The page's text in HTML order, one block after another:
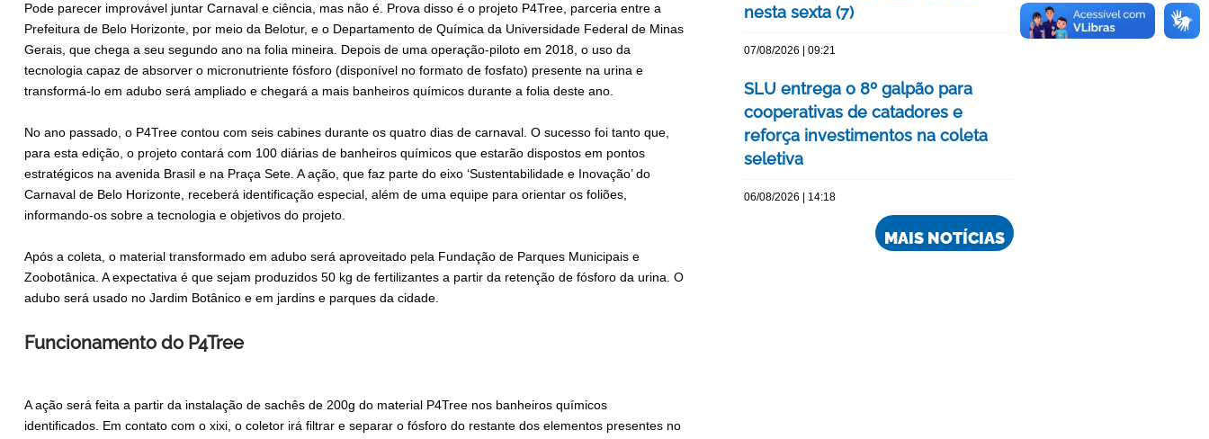
Pode parecer improvável juntar Carnaval e ciência, mas não é. Prova disso é o projeto P4Tree, parceria entre a
Prefeitura de Belo Horizonte, por meio da Belotur, e o Departamento de Química da Universidade Federal de Minas
Gerais, que chega a seu segundo ano na folia mineira. Depois de uma operação-piloto em 2018, o uso da
tecnologia capaz de absorver o micronutriente fósforo (disponível no formato de fosfato) presente na urina e
transformá-lo em adubo será ampliado e chegará a mais banheiros químicos durante a folia deste ano.
No ano passado, o P4Tree contou com seis cabines durante os quatro dias de carnaval. O sucesso foi tanto que,
para esta edição, o projeto contará com 100 diárias de banheiros químicos que estarão dispostos em pontos
estratégicos na avenida Brasil e na Praça Sete. A ação, que faz parte do eixo ‘Sustentabilidade e Inovação’ do
Carnaval de Belo Horizonte, receberá identificação especial, além de uma equipe para orientar os foliões,
informando-os sobre a tecnologia e objetivos do projeto.
Após a coleta, o material transformado em adubo será aproveitado pela Fundação de Parques Municipais e
Zoobotânica. A expectativa é que sejam produzidos 50 kg de fertilizantes a partir da retenção de fósforo da urina. O
adubo será usado no Jardim Botânico e em jardins e parques da cidade.
Funcionamento do P4Tree
A ação será feita a partir da instalação de sachês de 200g do material P4Tree nos banheiros químicos
identificados. Em contato com o xixi, o coletor irá filtrar e separar o fósforo do restante dos elementos presentes no
nesta sexta (7)
07/08/2026 | 09:21
SLU entrega o 8º galpão para
cooperativas de catadores e
reforça investimentos na coleta
seletiva
06/08/2026 | 14:18
MAIS NOTÍCIAS